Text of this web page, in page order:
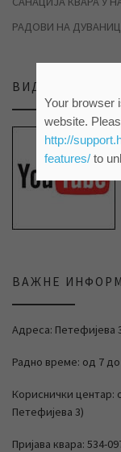
РАДОВИ НА
ВИДЕО
ВАЖНЕ
Адреса: Петефијева
Радно време: од 7
Кориснички центар:
Петефијева 3)
Пријава квара: 534-
Your browser
website.
http://
features/to